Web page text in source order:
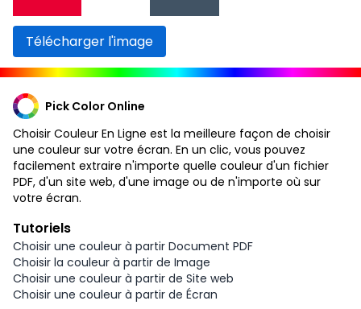
Télécharger l'image
Pick Color Online
Choisir Couleur En Ligne est la meilleure façon de choisir
une couleur sur votre écran. En un clic, vous pouvez
facilement extraire n'importe quelle couleur d'un fichier
PDF, d'un site web, d'une image ou de n'importe où sur
votre écran.
Tutoriels
Choisir une couleur à partir Document PDF
Choisir la couleur à partir de Image
Choisir une couleur à partir de Site web
Choisir une couleur à partir de Écran